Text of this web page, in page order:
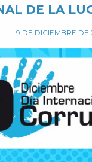
DE LA
9 DE DICIEMBRE DE